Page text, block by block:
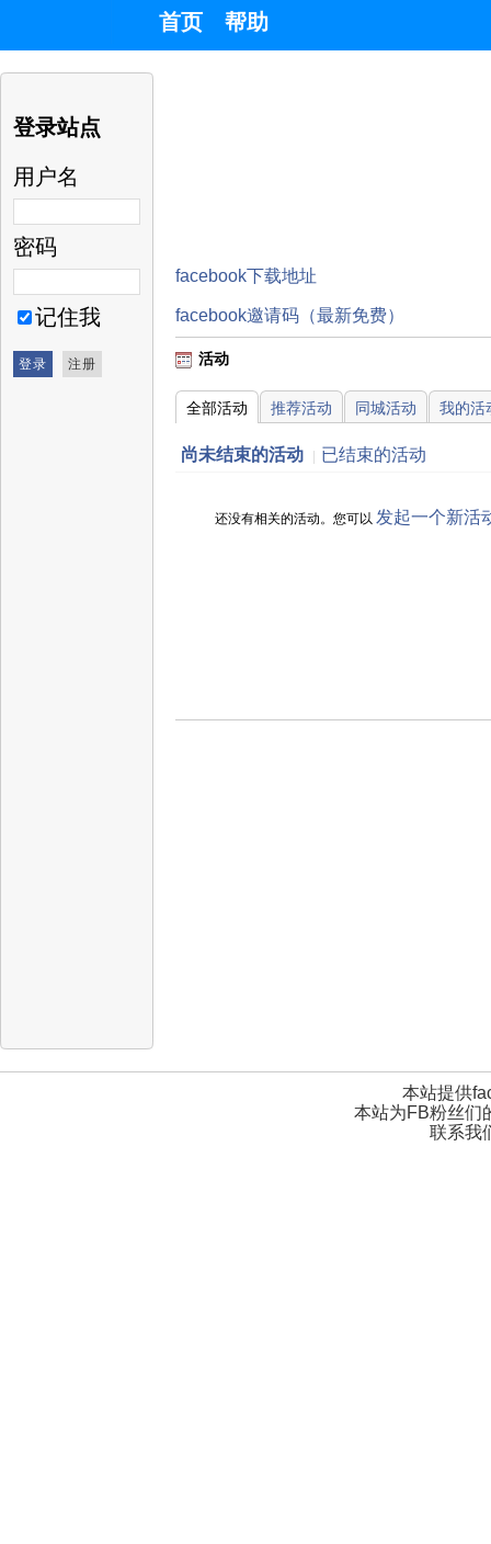
首页 帮助
登录站点
用户名
密码
记住我
facebook下载地址
facebook邀请码（最新免费）
活动
全部活动 推荐活动 同城活动 我的活
尚未结束的活动 已结束的活动
还没有相关的活动。您可以 发起一个新活
本站提供
本站为FB粉丝们
联系我